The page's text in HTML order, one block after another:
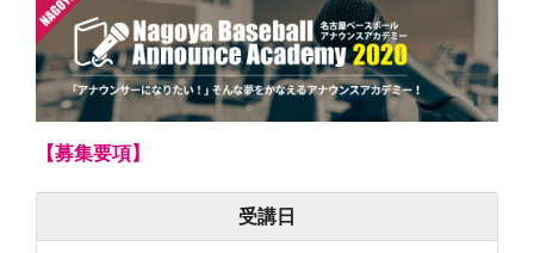
【募集要項】
受講日